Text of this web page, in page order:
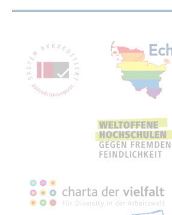
Mit­glied­schaf­ten,